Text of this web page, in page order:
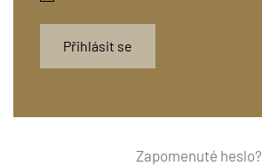
Přihlásit se
Zapomenuté heslo?